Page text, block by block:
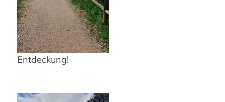
dass es nicht stimmt.
Auf jeden Fall eine
tolle, völlig
unerwartete
Entdeckung!